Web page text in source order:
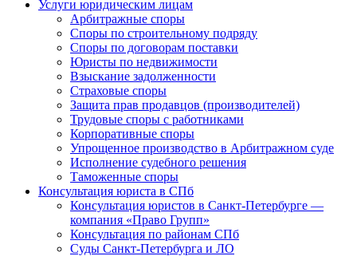
Услуги юридическим лицам
Арбитражные споры
Споры по строительному подряду
Споры по договорам поставки
Юристы по недвижимости
Взыскание задолженности
Страховые споры
Защита прав продавцов (производителей)
Трудовые споры с работниками
Корпоративные споры
Упрощенное производство в Арбитражном суде
Исполнение судебного решения
Таможенные споры
Консультация юриста в СПб
Консультация юристов в Санкт-Петербурге —
компания «Право Групп»
Консультация по районам СПб
Суды Санкт-Петербурга и ЛО